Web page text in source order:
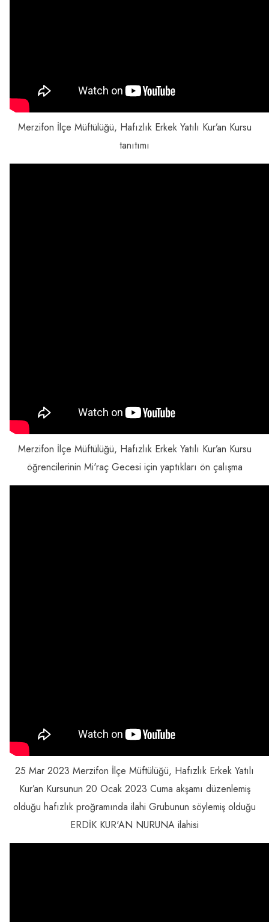
Merzifon İlçe Müftülüğü, Hafızlık Erkek Yatılı Kur’an Kursu
tanıtımı
Merzifon İlçe Müftülüğü, Hafızlık Erkek Yatılı Kur’an Kursu
öğrencilerinin Mi'raç Gecesi için yaptıkları ön çalışma
25 Mar 2023 Merzifon İlçe Müftülüğü, Hafızlık Erkek Yatılı
Kur’an Kursunun 20 Ocak 2023 Cuma akşamı düzenlemiş
olduğu hafızlık proğramında ilahi Grubunun söylemiş olduğu
ERDİK KUR'AN NURUNA ilahisi